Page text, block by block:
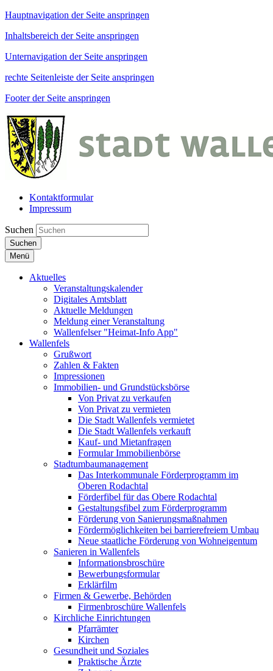
Hauptnavigation der Seite anspringen
Inhaltsbereich der Seite anspringen
Unternavigation der Seite anspringen
rechte Seitenleiste der Seite anspringen
Footer der Seite anspringen
Kontaktformular
Impressum
Suchen
Suchen
Menü
Aktuelles
Veranstaltungskalender
Digitales Amtsblatt
Aktuelle Meldungen
Meldung einer Veranstaltung
Wallenfelser "Heimat-Info App"
Wallenfels
Grußwort
Zahlen & Fakten
Impressionen
Immobilien- und Grundstücksbörse
Von Privat zu verkaufen
Von Privat zu vermieten
Die Stadt Wallenfels vermietet
Die Stadt Wallenfels verkauft
Kauf- und Mietanfragen
Formular Immobilienbörse
Stadtumbaumanagement
Das Interkommunale Förderprogramm im
Oberen Rodachtal
Förderfibel für das Obere Rodachtal
Gestaltungsfibel zum Förderprogramm
Förderung von Sanierungsmaßnahmen
Fördermöglichkeiten bei barrierefreiem Umbau
Neue staatliche Förderung von Wohneigentum
Sanieren in Wallenfels
Informationsbroschüre
Bewerbungsformular
Erklärfilm
Firmen & Gewerbe, Behörden
Firmenbroschüre Wallenfels
Kirchliche Einrichtungen
Pfarrämter
Kirchen
Gesundheit und Soziales
Praktische Ärzte